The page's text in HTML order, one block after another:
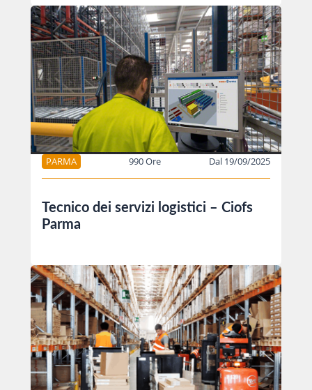
PARMA 990 Ore Dal 19/09/2025
Tecnico dei servizi logistici – Ciofs
Parma